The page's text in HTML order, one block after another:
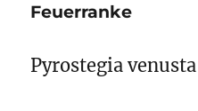
Feuerranke
Pyrostegia venusta